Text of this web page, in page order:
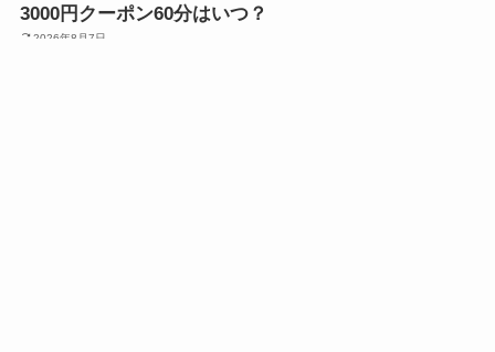
3000円クーポン60分はいつ？
2026年8月7日